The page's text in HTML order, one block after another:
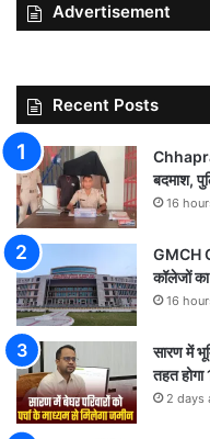
Advertisement
Recent Posts
बदमाश,
16
GMCH
कॉलेजों
16
सारण में
तहत होगा
2 days